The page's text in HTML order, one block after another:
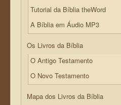
Tutorial da Bíblia theWord
A Bíblia em Áudio MP3
Os Livros da Bíblia
O Antigo Testamento
O Novo Testamento
Mapa dos Livros da Bíblia